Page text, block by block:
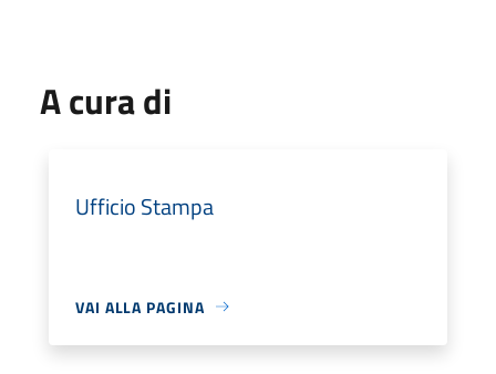
A cura di
Ufficio Stampa
VAI ALLA PAGINA